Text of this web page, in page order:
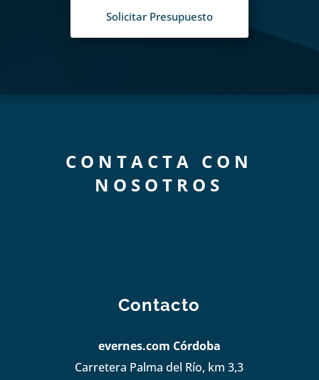
Solicitar Presupuesto
CONTACTA CON
NOSOTROS
Contacto
evernes.com Córdoba
Carretera Palma del Río, km 3,3